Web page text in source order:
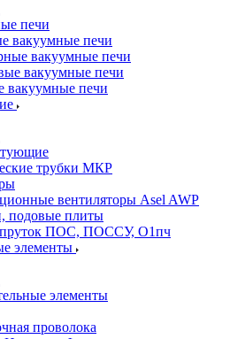
печи
вакуумные печи
вакуумные печи
вакуумные печи
вакуумные печи
трубки МКР
вентиляторы Asel AWP
подовые плиты
ПОС, ПОССУ, О1пч
элементы
элементы
проволока